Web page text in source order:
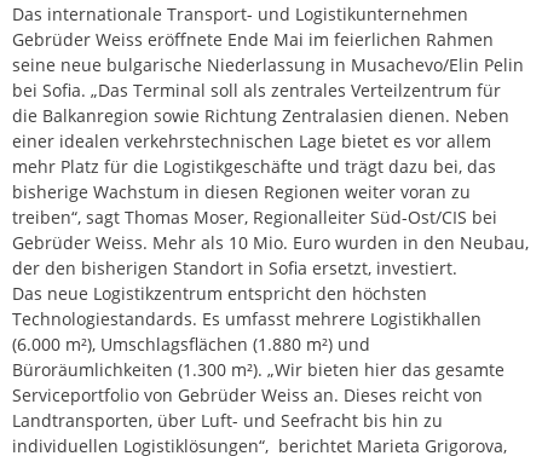
Das internationale Transport- und Logistikunternehmen
Gebrüder Weiss eröffnete Ende Mai im feierlichen Rahmen
seine neue bulgarische Niederlassung in Musachevo/Elin Pelin
bei Sofia. „Das Terminal soll als zentrales Verteilzentrum für
die Balkanregion sowie Richtung Zentralasien dienen. Neben
einer idealen verkehrstechnischen Lage bietet es vor allem
mehr Platz für die Logistikgeschäfte und trägt dazu bei, das
bisherige Wachstum in diesen Regionen weiter voran zu
treiben“, sagt Thomas Moser, Regionalleiter Süd-Ost/CIS bei
Gebrüder Weiss. Mehr als 10 Mio. Euro wurden in den Neubau,
der den bisherigen Standort in Sofia ersetzt, investiert.
Das neue Logistikzentrum entspricht den höchsten
Technologiestandards. Es umfasst mehrere Logistikhallen
(6.000 m²), Umschlagsflächen (1.880 m²) und
Büroräumlichkeiten (1.300 m²). „Wir bieten hier das gesamte
Serviceportfolio von Gebrüder Weiss an. Dieses reicht von
Landtransporten, über Luft- und Seefracht bis hin zu
individuellen Logistiklösungen“, berichtet Marieta Grigorova,